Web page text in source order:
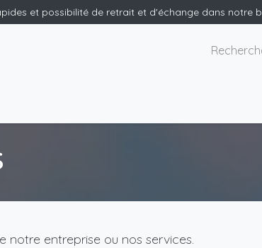
et possibilité de retrait et d'échange dans notre
entreprise ou nos services.